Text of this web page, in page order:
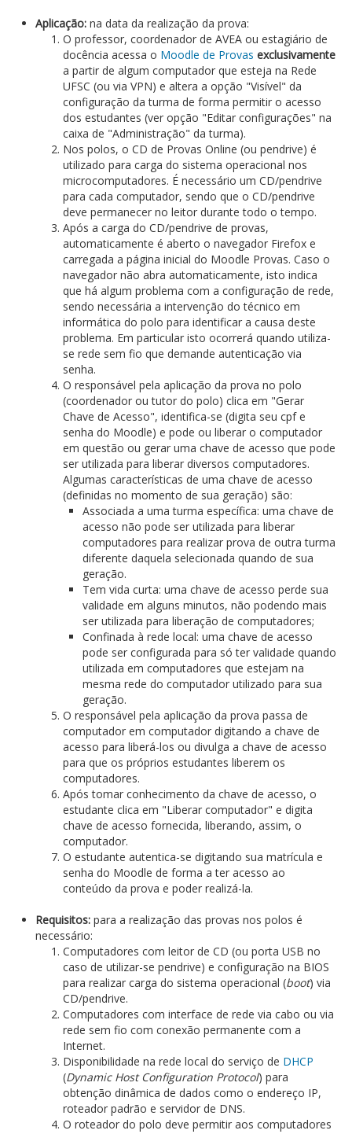
Aplicação: na data da realização da prova:
O professor, coordenador de AVEA ou estagiário de
docência acessa o Moodle de Provas exclusivamente
a partir de algum computador que esteja na Rede
UFSC (ou via VPN) e altera a opção "Visível" da
configuração da turma de forma permitir o acesso
dos estudantes (ver opção "Editar configurações" na
caixa de "Administração" da turma).
Nos polos, o CD de Provas Online (ou pendrive) é
utilizado para carga do sistema operacional nos
microcomputadores. É necessário um CD/pendrive
para cada computador, sendo que o CD/pendrive
deve permanecer no leitor durante todo o tempo.
Após a carga do CD/pendrive de provas,
automaticamente é aberto o navegador Firefox e
carregada a página inicial do Moodle Provas. Caso o
navegador não abra automaticamente, isto indica
que há algum problema com a configuração de rede,
sendo necessária a intervenção do técnico em
informática do polo para identificar a causa deste
problema. Em particular isto ocorrerá quando utiliza-
se rede sem fio que demande autenticação via
senha.
O responsável pela aplicação da prova no polo
(coordenador ou tutor do polo) clica em "Gerar
Chave de Acesso", identifica-se (digita seu cpf e
senha do Moodle) e pode ou liberar o computador
em questão ou gerar uma chave de acesso que pode
ser utilizada para liberar diversos computadores.
Algumas características de uma chave de acesso
(definidas no momento de sua geração) são:
Associada a uma turma específica: uma chave de
acesso não pode ser utilizada para liberar
computadores para realizar prova de outra turma
diferente daquela selecionada quando de sua
geração.
Tem vida curta: uma chave de acesso perde sua
validade em alguns minutos, não podendo mais
ser utilizada para liberação de computadores;
Confinada à rede local: uma chave de acesso
pode ser configurada para só ter validade quando
utilizada em computadores que estejam na
mesma rede do computador utilizado para sua
geração.
O responsável pela aplicação da prova passa de
computador em computador digitando a chave de
acesso para liberá-los ou divulga a chave de acesso
para que os próprios estudantes liberem os
computadores.
Após tomar conhecimento da chave de acesso, o
estudante clica em "Liberar computador" e digita
chave de acesso fornecida, liberando, assim, o
computador.
O estudante autentica-se digitando sua matrícula e
senha do Moodle de forma a ter acesso ao
conteúdo da prova e poder realizá-la.
Requisitos: para a realização das provas nos polos é
necessário:
Computadores com leitor de CD (ou porta USB no
caso de utilizar-se pendrive) e configuração na BIOS
para realizar carga do sistema operacional (boot) via
CD/pendrive.
Computadores com interface de rede via cabo ou via
rede sem fio com conexão permanente com a
Internet.
Disponibilidade na rede local do serviço de DHCP
(Dynamic Host Configuration Protocol) para
obtenção dinâmica de dados como o endereço IP,
roteador padrão e servidor de DNS.
O roteador do polo deve permitir aos computadores